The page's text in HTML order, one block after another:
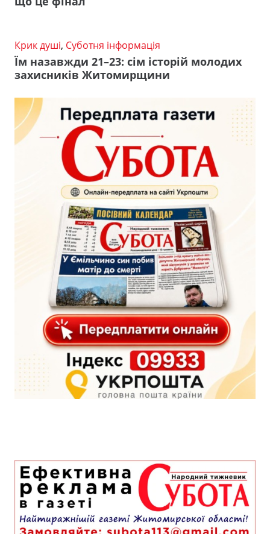
Крик душі, Суботня інформація
Їм назавжди 21–23: сім історій молодих
захисників Житомирщини